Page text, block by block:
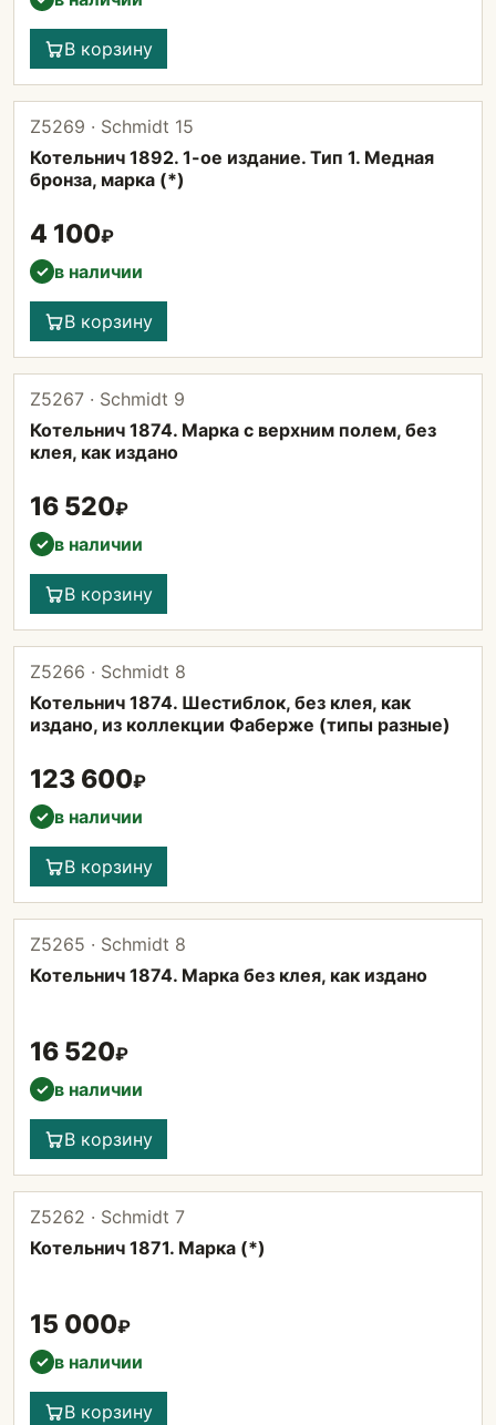
В корзину
Z5269 · Schmidt 15
Котельнич 1892. 1-ое издание. Тип 1. Медная
бронза, марка (*)
4 100₽
✓ в наличии
В корзину
Z5267 · Schmidt 9
Котельнич 1874. Марка с верхним полем, без
клея, как издано
16 520₽
✓ в наличии
В корзину
Z5266 · Schmidt 8
Котельнич 1874. Шестиблок, без клея, как
издано, из коллекции Фаберже (типы разные)
123 600₽
✓ в наличии
В корзину
Z5265 · Schmidt 8
Котельнич 1874. Марка без клея, как издано
16 520₽
✓ в наличии
В корзину
Z5262 · Schmidt 7
Котельнич 1871. Марка (*)
15 000₽
✓ в наличии
В корзину